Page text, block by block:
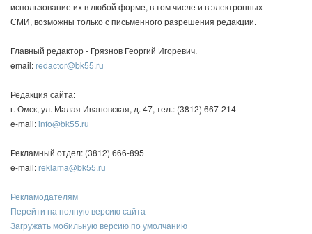
использование их в любой форме, в том числе и в электронных
СМИ, возможны только с письменного разрешения редакции.
Главный редактор - Грязнов Георгий Игоревич.
email:redactor@bk55.ru
Редакция сайта:
г. Омск, ул. Малая Ивановская, д. 47, тел.: (3812) 667-214
e-mail:info@bk55.ru
Рекламный отдел: (3812) 666-895
e-mail:reklama@bk55.ru
Рекламодателям
Перейти на полную версию сайта
Загружать мобильную версию по умолчанию